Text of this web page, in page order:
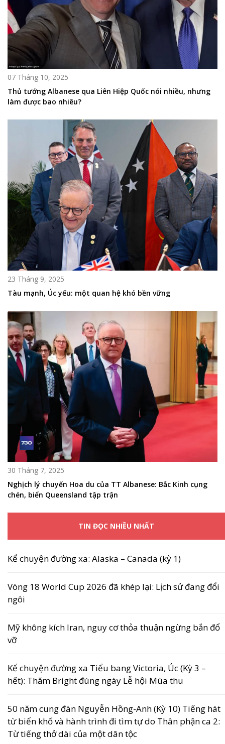
07 Tháng 10, 2025
Thủ tướng Albanese qua Liên Hiệp Quốc nói nhiều, nhưng
làm được bao nhiêu?
23 Tháng 9, 2025
Tàu mạnh, Úc yếu: một quan hệ khó bền vững
30 Tháng 7, 2025
Nghịch lý chuyến Hoa du của TT Albanese: Bắc Kinh cụng
chén, biển Queensland tập trận
TIN ĐỌC NHIỀU NHẤT
Kể chuyện đường xa: Alaska – Canada (kỳ 1)
Vòng 18 World Cup 2026 đã khép lại: Lịch sử đang đổi
ngôi
Mỹ không kích Iran, nguy cơ thỏa thuận ngừng bắn đổ
vỡ
Kể chuyện đường xa Tiểu bang Victoria, Úc (Kỳ 3 –
hết): Thăm Bright đúng ngày Lễ hội Mùa thu
50 năm cung đàn Nguyễn Hồng-Anh (Kỳ 10) Tiếng hát
từ biển khổ và hành trình đi tìm tự do Thân phận ca 2:
Từ tiếng thở dài của một dân tộc